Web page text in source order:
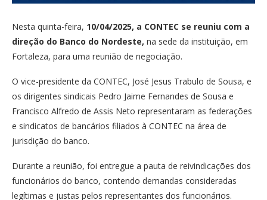
Nesta quinta-feira, 10/04/2025, a CONTEC se reuniu com a
direção do Banco do Nordeste, na sede da instituição, em
Fortaleza, para uma reunião de negociação.
O vice-presidente da CONTEC, José Jesus Trabulo de Sousa, e
os dirigentes sindicais Pedro Jaime Fernandes de Sousa e
Francisco Alfredo de Assis Neto representaram as federações
e sindicatos de bancários filiados à CONTEC na área de
jurisdição do banco.
Durante a reunião, foi entregue a pauta de reivindicações dos
funcionários do banco, contendo demandas consideradas
legítimas e justas pelos representantes dos funcionários.